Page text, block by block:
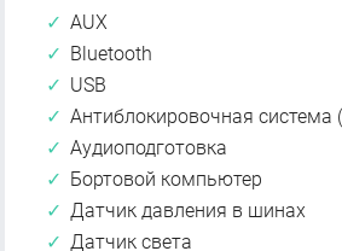
AUX
Bluetooth
USB
Антиблокировочная система
Аудиоподготовка
Бортовой компьютер
Датчик давления в шинах
Датчик света